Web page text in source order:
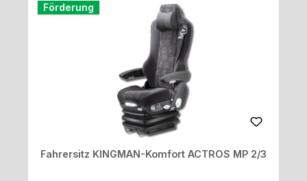
Förderung
Fahrersitz KINGMAN-Komfort ACTROS MP 2/3